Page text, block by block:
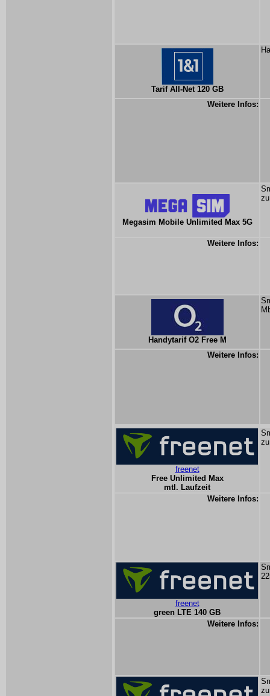
Tarif All-Net 120 GB
Weitere Infos:
Megasim Mobile Unlimited Max 5G
Weitere Infos:
Handytarif O2 Free M
Weitere Infos:
freenet
Free Unlimited Max
mtl. Laufzeit
Weitere Infos:
freenet
green LTE 140 GB
Weitere Infos: